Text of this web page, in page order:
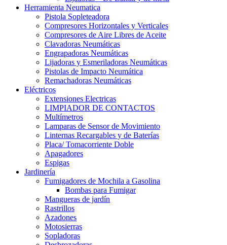
Herramienta Neumatica
Pistola Sopleteadora
Compresores Horizontales y Verticales
Compresores de Aire Libres de Aceite
Clavadoras Neumáticas
Engrapadoras Neumáticas
Lijadoras y Esmeriladoras Neumáticas
Pistolas de Impacto Neumática
Remachadoras Neumáticas
Eléctricos
Extensiones Electricas
LIMPIADOR DE CONTACTOS
Multímetros
Lamparas de Sensor de Movimiento
Linternas Recargables y de Baterías
Placa/ Tomacorriente Doble
Apagadores
Espigas
Jardinería
Fumigadores de Mochila a Gasolina
Bombas para Fumigar
Mangueras de jardín
Rastrillos
Azadones
Motosierras
Sopladoras